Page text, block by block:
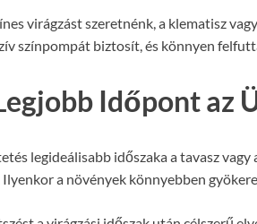
virágzást szeretnénk, a klematisz
színpompát biztosít, és könnyen
Időpont az
legideálisabb időszaka a tavasz
a növények könnyebben